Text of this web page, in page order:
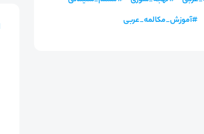
#آموزش_مکالمه_عربی